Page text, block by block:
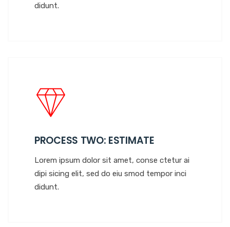
didunt.
PROCESS TWO: ESTIMATE
Lorem ipsum dolor sit amet, conse ctetur ai
dipi sicing elit, sed do eiu smod tempor inci
didunt.